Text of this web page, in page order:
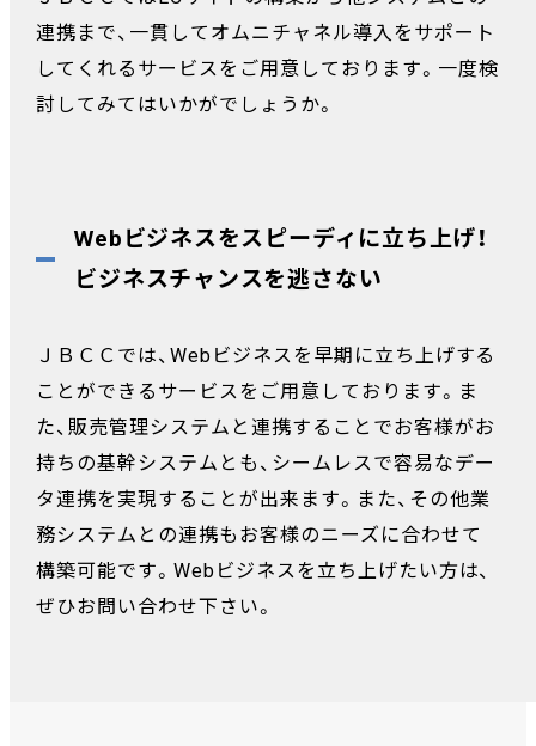
連携まで、一貫してオムニチャネル導入をサポート
してくれるサービスをご用意しております。一度検
討してみてはいかがでしょうか。
Webビジネスをスピーディに立ち上げ！
ビジネスチャンスを逃さない
ＪＢＣＣでは、Webビジネスを早期に立ち上げする
ことができるサービスをご用意しております。ま
た、販売管理システムと連携することでお客様がお
持ちの基幹システムとも、シームレスで容易なデー
タ連携を実現することが出来ます。また、その他業
務システムとの連携もお客様のニーズに合わせて
構築可能です。Webビジネスを立ち上げたい方は、
ぜひお問い合わせ下さい。